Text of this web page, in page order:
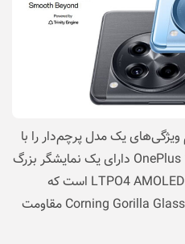
تمام ویژگی‌های یک مدل پرچم‌دار را با
قیمتی ارزان‌تر ارائه می‌دهد. OnePlus 12R دارای یک نمایشگر بزرگ
6.78 اینچی مجهز به فناوری پنل LTPO4 AMOLED است که
به‌دلیل پوشش محافظ Corning Gorilla Glass Victus 2 مقاومت